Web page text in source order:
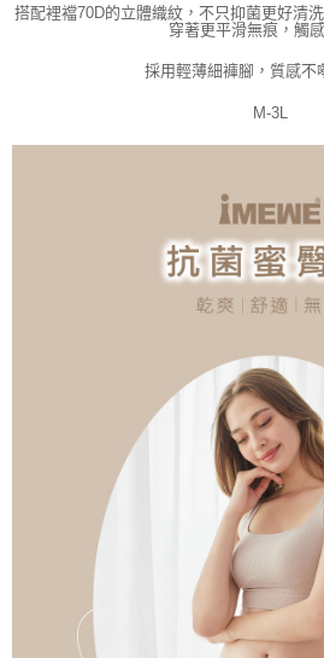
搭配裡襠70D的立體織紋，不只抑菌更好清
穿著更平滑無痕，觸
採用輕薄細褲腳，質感不
M-3L